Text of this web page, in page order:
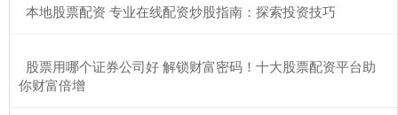
​本地股票配资 专业在线配资炒股指南：探索投资技巧
​股票用哪个证券公司好 解锁财富密码！十大股票配资平台助
你财富倍增